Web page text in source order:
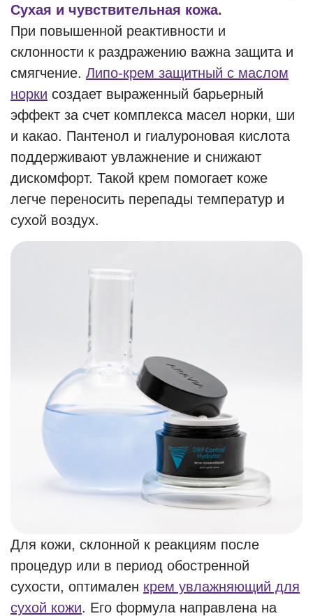
Сухая и чувствительная кожа.
При повышенной реактивности и
склонности к раздражению важна защита и
смягчение. Липо-крем защитный с маслом
норки создает выраженный барьерный
эффект за счет комплекса масел норки, ши
и какао. Пантенол и гиалуроновая кислота
поддерживают увлажнение и снижают
дискомфорт. Такой крем помогает коже
легче переносить перепады температур и
сухой воздух.
Для кожи, склонной к реакциям после
процедур или в период обостренной
сухости, оптимален крем увлажняющий для
сухой кожи. Его формула направлена на